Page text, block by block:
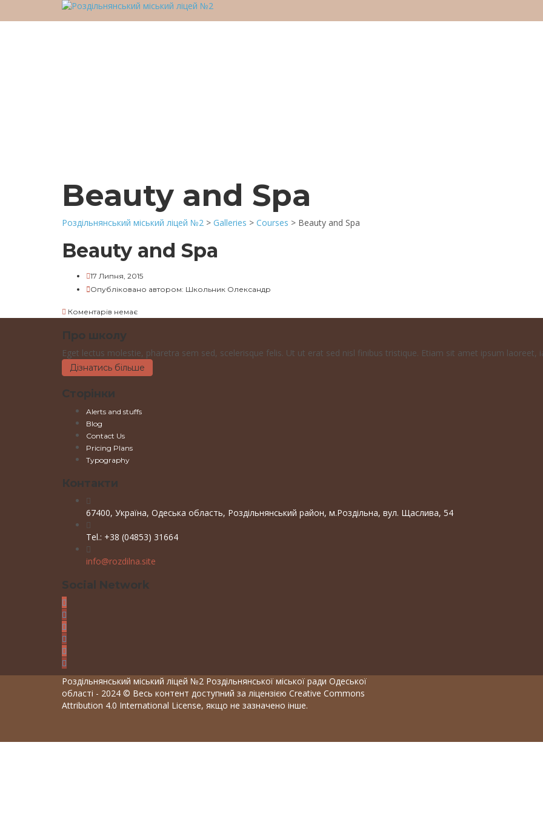
Beauty and Spa
Роздільнянський міський ліцей №2 > Galleries > Courses > Beauty and Spa
Beauty and Spa
17 Липня, 2015
Опубліковано автором: Школьник Олександр
Коментарів немає
Про школу
Eget lectus molestie, pharetra sem sed, scelerisque felis. Ut ut erat sed nisl finibus tristique. Etiam sit amet ipsum laoreet,
Дізнатись більше
Сторінки
Alerts and stuffs
Blog
Contact Us
Pricing Plans
Typography
Контакти
67400, Україна, Одеська область, Роздільнянський район, м.Роздільна, вул. Щаслива, 54
Tel.: +38 (04853) 31664
info@rozdilna.site
Social Network
Роздільнянський міський ліцей №2 Роздільнянської міської ради Одеської
області - 2024 © Весь контент доступний за ліцензією Creative Commons
Attribution 4.0 International License, якщо не зазначено інше.